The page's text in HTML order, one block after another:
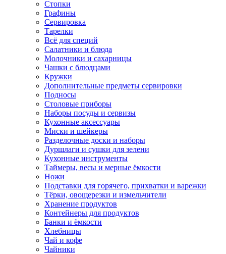
Стопки
Графины
Сервировка
Тарелки
Всё для специй
Салатники и блюда
Молочники и сахарницы
Чашки с блюдцами
Кружки
Дополнительные предметы сервировки
Подносы
Столовые приборы
Наборы посуды и сервизы
Кухонные аксессуары
Миски и шейкеры
Разделочные доски и наборы
Дуршлаги и сушки для зелени
Кухонные инструменты
Таймеры, весы и мерные ёмкости
Ножи
Подставки для горячего, прихватки и варежки
Тёрки, овощерезки и измельчители
Хранение продуктов
Контейнеры для продуктов
Банки и ёмкости
Хлебницы
Чай и кофе
Чайники